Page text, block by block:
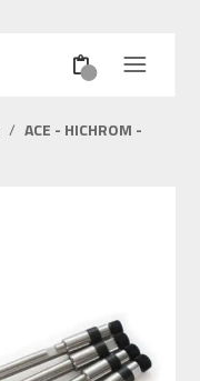
/ ACE - HICHROM -